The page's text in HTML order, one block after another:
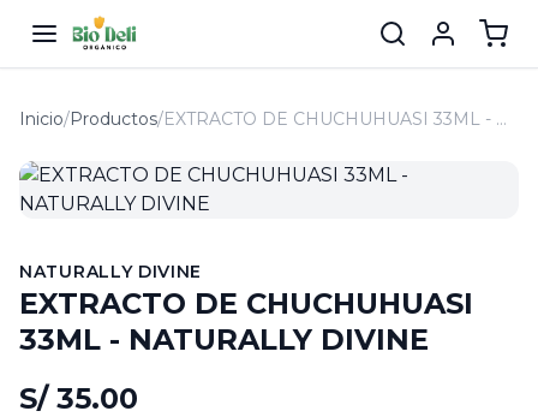
Inicio/Productos/ EXTRACTO DE CHUCHUHUASI 33ML - NATURALLY DIVINE
NATURALLY DIVINE
EXTRACTO DE CHUCHUHUASI
33ML - NATURALLY DIVINE
S/ 35.00